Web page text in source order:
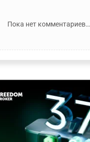
Пока нет комментариев…